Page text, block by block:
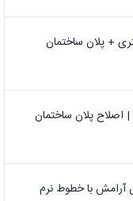
اصلاح پلان ساختمان